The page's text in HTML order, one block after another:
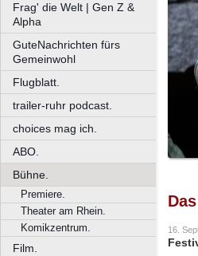
Frag' die Welt | Gen Z &
Alpha
GuteNachrichten fürs
Gemeinwohl
Flugblatt.
trailer-ruhr podcast.
choices mag ich.
ABO.
Bühne.
Premiere.
Theater am Rhein.
Komikzentrum.
Film.
16.